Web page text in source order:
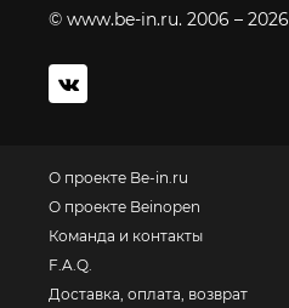
© www.be-in.ru. 2006 – 2026
О проекте Be-in.ru
О проекте Beinopen
Команда и контакты
F.A.Q.
Доставка, оплата, возврат